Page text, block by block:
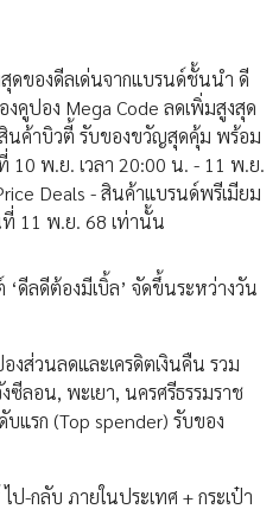
ดของดีลเด่นจากแบรนด์ชั้นนำ ดี
คูปอง Mega Code ลดเพิ่มสูงสุด
นค้าบิวตี้ รับของขวัญสุดคุ้ม พร้อม
10 พ.ย. เวลา 20:00 น. - 11 พ.ย.
Deals - สินค้าแบรนด์พรีเมียม
11 พ.ย. 68 เท่านั้น
ดีลดีต้องมีเบิ้ล’ จัดขึ้นระหว่างวัน
ส่วนลดและเครดิตเงินคืน รวม
ซีลอน, พะเยา, นครศรีธรรมราช
แรก (Top spender) รับของ
-กลับ ภายในประเทศ + กระเป๋า